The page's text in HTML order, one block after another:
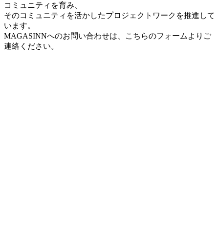
コミュニティを育み、
そのコミュニティを活かしたプロジェクトワークを推進して
います。
MAGASINNへのお問い合わせは、こちらのフォームよりご
連絡ください。